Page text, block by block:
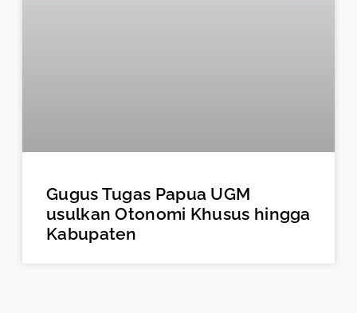
Gugus Tugas Papua UGM
usulkan Otonomi Khusus hingga
Kabupaten